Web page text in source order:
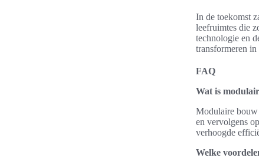
In de toekomst
leefruimtes die
technologie en
transformeren
FAQ
Wat is
Modulaire bouw
en vervolgens
verhoogde
Welke